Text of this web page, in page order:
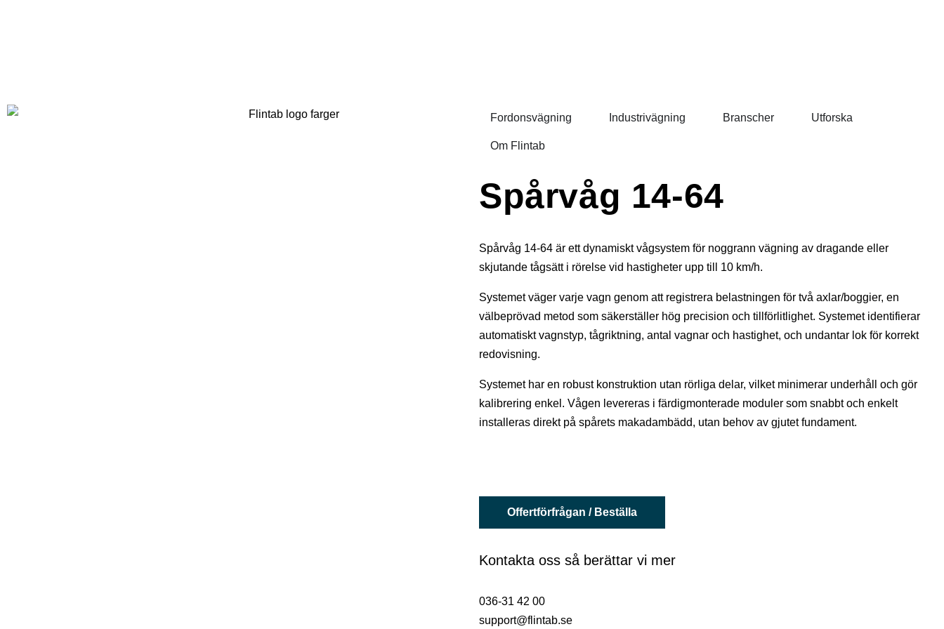
Fordonsvägning Industrivägning Branscher Utforska
Om Flintab
Spårvåg 14-64
Spårvåg 14-64 är ett dynamiskt vågsystem för noggrann vägning av dragande eller
skjutande tågsätt i rörelse vid hastigheter upp till 10 km/h.
Systemet väger varje vagn genom att registrera belastningen för två axlar/boggier, en
välbeprövad metod som säkerställer hög precision och tillförlitlighet. Systemet identifierar
automatiskt vagnstyp, tågriktning, antal vagnar och hastighet, och undantar lok för korrekt
redovisning.
Systemet har en robust konstruktion utan rörliga delar, vilket minimerar underhåll och gör
kalibrering enkel. Vågen levereras i färdigmonterade moduler som snabbt och enkelt
installeras direkt på spårets makadambädd, utan behov av gjutet fundament.
Offertförfrågan / Beställa
Kontakta oss så berättar vi mer
036-31 42 00
support@flintab.se